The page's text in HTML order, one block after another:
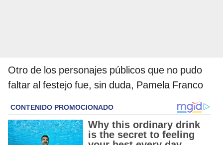
Otro de los personajes públicos que no pudo
faltar al festejo fue, sin duda, Pamela Franco